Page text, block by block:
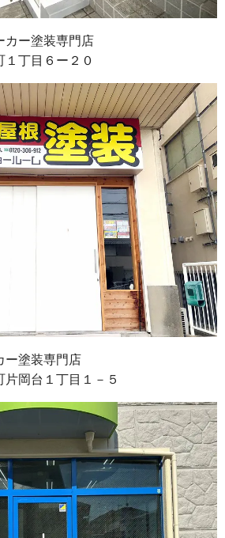
カー塗装専門店
１丁目６ー２０
ー塗装専門店
岡台１丁目１－５